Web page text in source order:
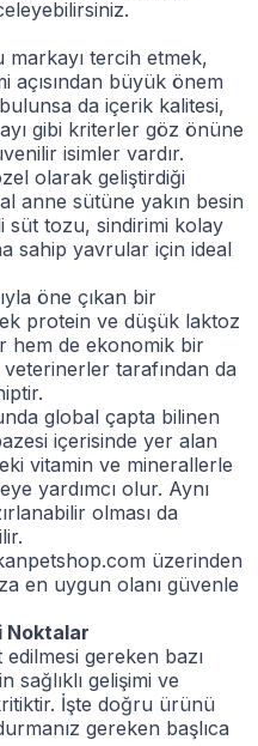
tercih etmek,
açısından büyük önem
da içerik kalitesi,
gibi kriterler göz önüne
isimler vardır.
olarak geliştirdiği
anne sütüne yakın besin
süt tozu, sindirimi kolay
sahip yavrular için ideal
öne çıkan bir
protein ve düşük laktoz
hem de ekonomik bir
tarafından da
global çapta bilinen
içerisinde yer alan
vitamin ve minerallerle
yardımcı olur. Aynı
olması da
üzerinden
en uygun olanı güvenle
Noktalar
gereken bazı
sağlıklı gelişimi ve
İşte doğru ürünü
gereken başlıca